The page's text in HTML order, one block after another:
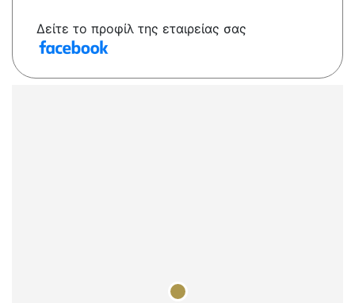
Δείτε το προφίλ της εταιρείας σας